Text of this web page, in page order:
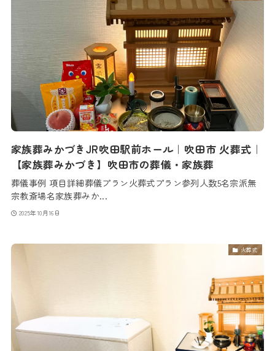
家族葬みかづきJR吹田駅前ホール｜吹田市 火葬式｜
【家族葬みかづき】吹田市の葬儀・家族葬
葬儀事例 項目詳細葬儀プラン火葬式プラン参列人数5名宗派無
宗教斎場名家族葬みか...
2025年10月16日
火葬式